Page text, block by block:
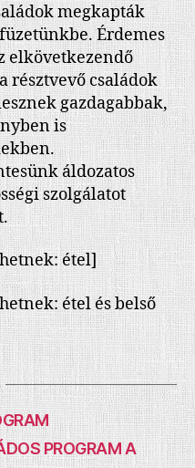
megkapták
Érdemes
elkövetkezendő
résztvevő családok
gazdagabbak,
is
áldozatos
szolgálatot
étel]
étel és belső
PROGRAM A